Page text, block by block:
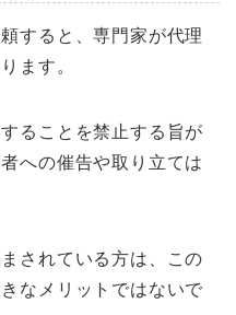
すると、専門家が代理
ます。
ることを禁止する旨が
への催告や取り立ては
されている方は、この
なメリットではないで